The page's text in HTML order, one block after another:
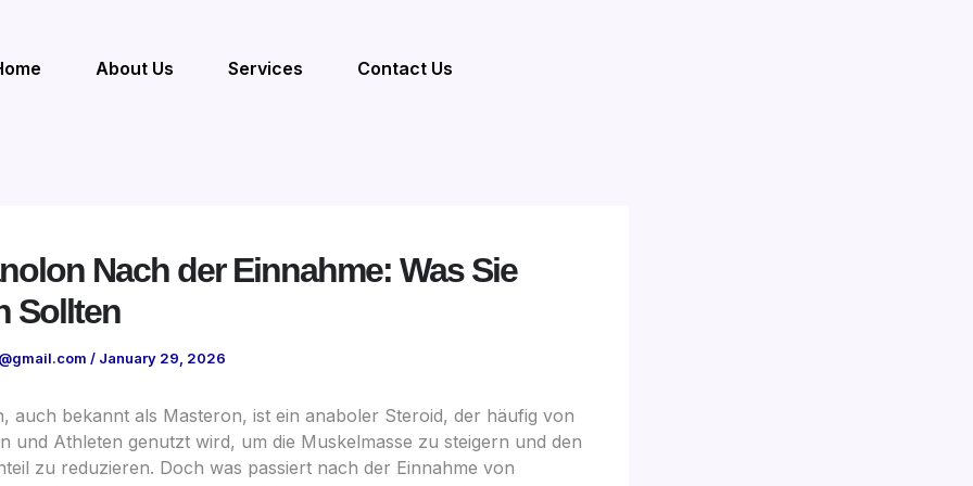
About Us Services Contact Us
Nach der Einnahme: Was Sie
Sollten
/ January 29, 2026
auch bekannt als Masteron, ist ein anaboler Steroid, der häufig von
und Athleten genutzt wird, um die Muskelmasse zu steigern und den
zu reduzieren. Doch was passiert nach der Einnahme von